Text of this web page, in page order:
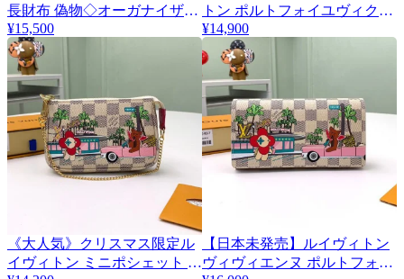
長財布 偽物◇オーガナイザ
ー・ドゥ ポッシュ vue19663
¥15,500
トン ポルトフォイユヴィクト
リーヌ 偽物 N60478
¥14,900
《大人気》クリスマス限定​ル
イヴィトン ミニポシェット ア
【日本未発売】ルイヴィトン
ヴィヴィエンヌ ポルトフォイ